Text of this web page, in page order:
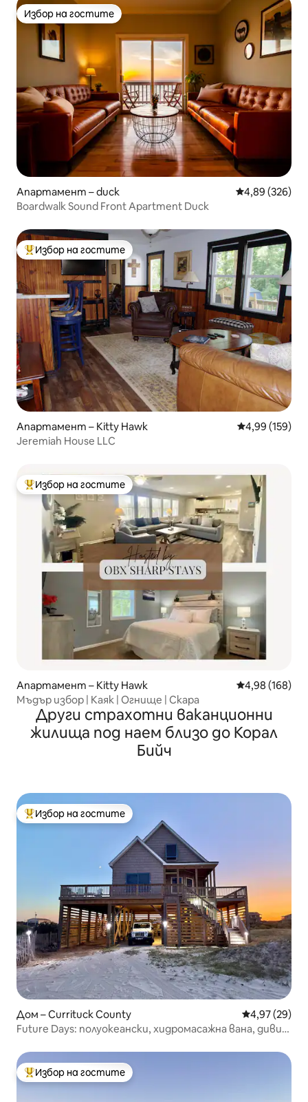
Избор на гостите
Избор на гостите
Апартамент – duck Средна
4,89 (326)
Boardwalk Sound Front Apartment Duck
Най-популярен избор на гостите
Избор на гостите
Апартамент – Kitty Hawk Средна
4,99 (159)
Jeremiah House LLC
Най-популярен избор на гостите
Избор на гостите
Апартамент – Kitty Hawk Средна
4,98 (168)
Мъдър избор | Каяк | Огнище | Скара
Други страхотни ваканционни
жилища под наем близо до Корал
Бийч
Най-популярен избор на гостите
Избор на гостите
Дом – Currituck County Средна
4,97 (29)
Future Days: полуокеански, хидромасажна вана, диви
Най-популярен избор на гостите
Избор на гостите